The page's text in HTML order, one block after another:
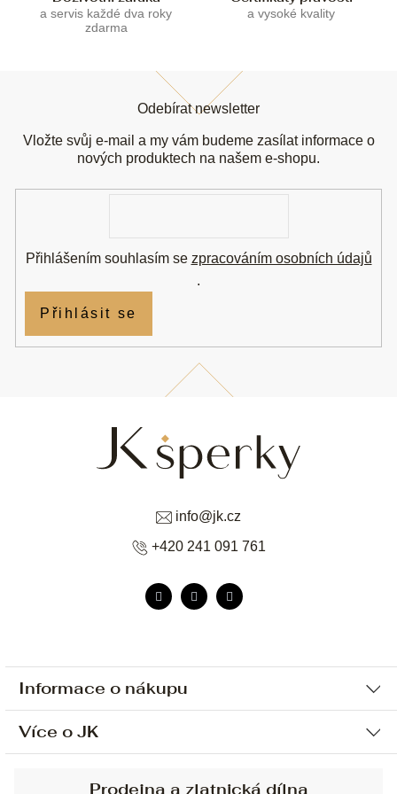
a servis každé dva roky
zdarma
a vysoké kvality
Informace o nákupu
Ochrana osobních údajů
Více o JK
info@jk.cz
+420 241 091 761
Odebírat newsletter
Vložte svůj e-mail a my vám budeme zasílat informace o
nových produktech na našem e-shopu.
Přihlášením souhlasím se zpracováním osobních údajů
.
Přihlásit se
Prodejna a zlatnická dílna